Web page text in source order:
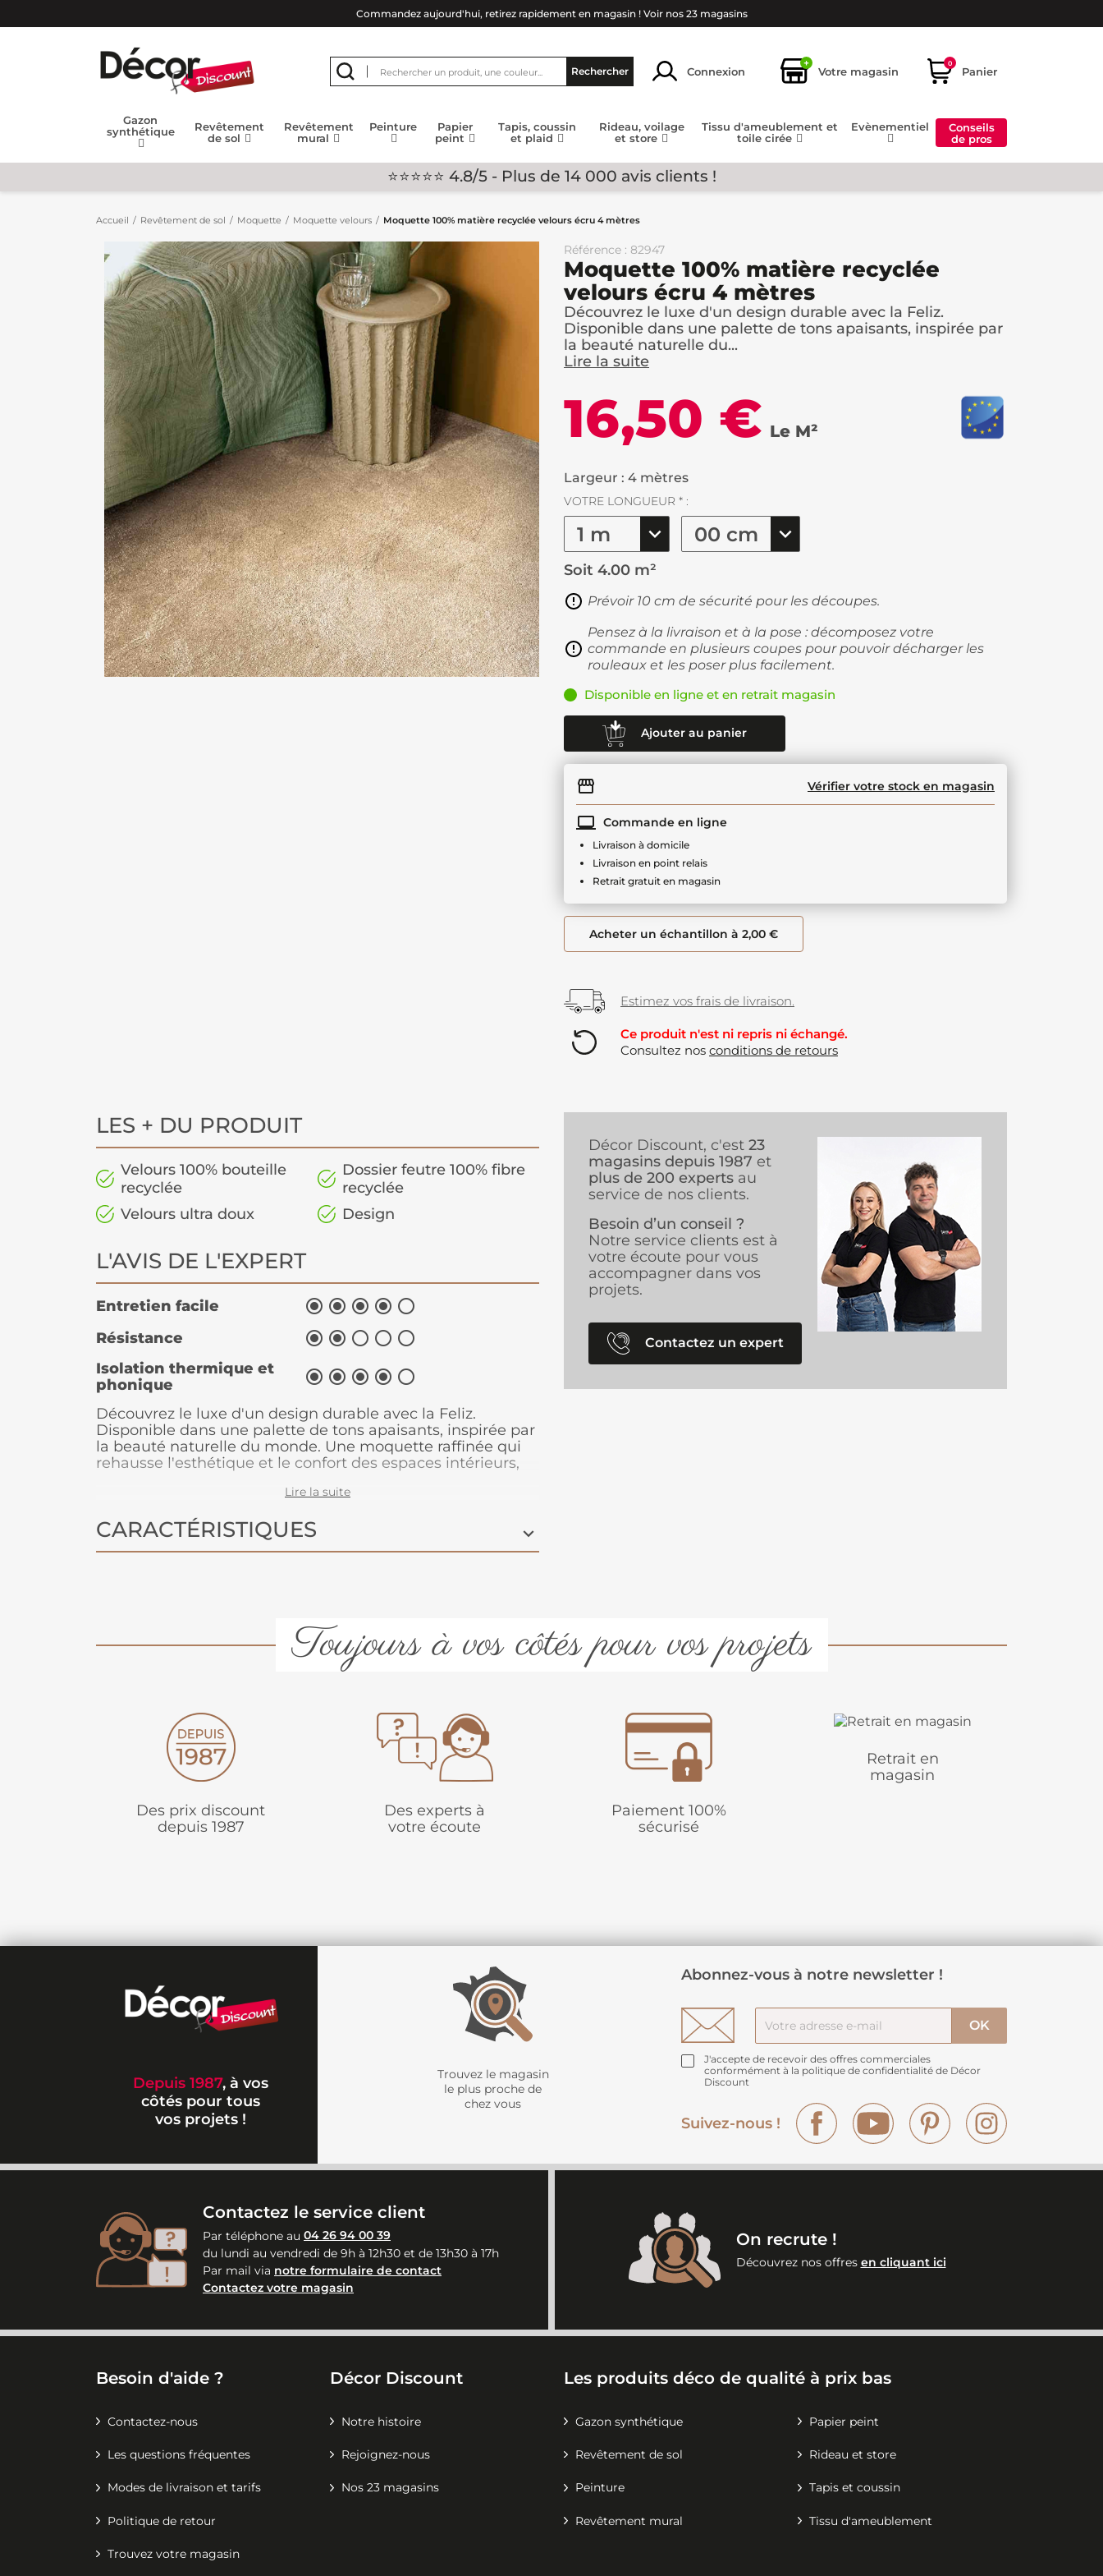
Commandez aujourd'hui, retirez rapidement en magasin ! Voir nos 23 magasins
Rechercher Connexion
+
Votre magasin
0
Panier
Gazon
synthétique
Revêtement
de sol
Revêtement
mural
Peinture
Papier
peint
Tapis, coussin
et plaid
Rideau, voilage
et store
Tissu d'ameublement et
toile cirée
Evènementiel
Conseils
de pros
⭐⭐⭐⭐⭐ 4.8/5 - Plus de 14 000 avis clients !
Accueil Revêtement de sol Moquette Moquette velours Moquette 100% matière recyclée velours écru 4 mètres
Référence : 82947
Moquette 100% matière recyclée
velours écru 4 mètres
Découvrez le luxe d'un design durable avec la Feliz.
Disponible dans une palette de tons apaisants, inspirée par
la beauté naturelle du...
Lire la suite
16,50 € Le M²
Largeur : 4 mètres
VOTRE LONGUEUR * :
Soit 4.00 m²
Prévoir 10 cm de sécurité pour les découpes.
Pensez à la livraison et à la pose : décomposez votre
commande en plusieurs coupes pour pouvoir décharger les
rouleaux et les poser plus facilement.
Disponible en ligne et en retrait magasin
Ajouter au panier
Vérifier votre stock en magasin
Commande en ligne
Livraison à domicile
Livraison en point relais
Retrait gratuit en magasin
Acheter un échantillon à 2,00 €
Estimez vos frais de livraison.
Ce produit n'est ni repris ni échangé.
Consultez nos conditions de retours
LES + DU PRODUIT
Velours 100% bouteille
recyclée
Dossier feutre 100% fibre
recyclée
Velours ultra doux
Design
L'AVIS DE L'EXPERT
Entretien facile     
Résistance     
Isolation thermique et
phonique
    
Découvrez le luxe d'un design durable avec la Feliz.
Disponible dans une palette de tons apaisants, inspirée par
la beauté naturelle du monde. Une moquette raffinée qui
rehausse l'esthétique et le confort des espaces intérieurs,
avec des matières recyclées et produite avec moins
Lire la suite
CARACTÉRISTIQUES
Décor Discount, c'est 23
magasins depuis 1987 et
plus de 200 experts au
service de nos clients.
Besoin d’un conseil ?
Notre service clients est à
votre écoute pour vous
accompagner dans vos
projets.
Contactez un expert
Toujours à vos côtés pour vos projets
Des prix discount
depuis 1987
Des experts à
votre écoute
Paiement 100%
sécurisé
Retrait en
magasin
Depuis 1987, à vos
côtés pour tous
vos projets !
Trouvez le magasin
le plus proche de
chez vous
Abonnez-vous à notre newsletter !
J'accepte de recevoir des offres commerciales
conformément à la politique de confidentialité de Décor
Discount
Suivez-nous !
Facebook YouTube Pinterest
Contactez le service client
Par téléphone au 04 26 94 00 39
du lundi au vendredi de 9h à 12h30 et de 13h30 à 17h
Par mail via notre formulaire de contact
Contactez votre magasin
On recrute !
Découvrez nos offres en cliquant ici
Besoin d'aide ?
Contactez-nous
Les questions fréquentes
Modes de livraison et tarifs
Politique de retour
Trouvez votre magasin
Décor Discount
Notre histoire
Rejoignez-nous
Nos 23 magasins
Les produits déco de qualité à prix bas
Gazon synthétique Papier peint
Revêtement de sol Rideau et store
Peinture Tapis et coussin
Revêtement mural Tissu d'ameublement